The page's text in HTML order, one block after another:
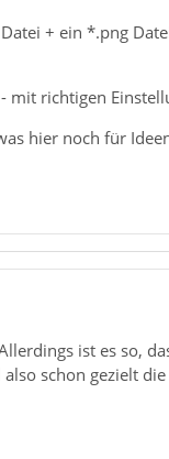
+ ein *.png
mit richtigen
hier noch für
ist es so,
schon gezielt